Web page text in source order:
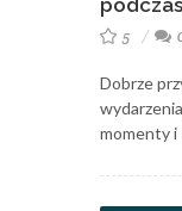
5
Dobrze
momenty i